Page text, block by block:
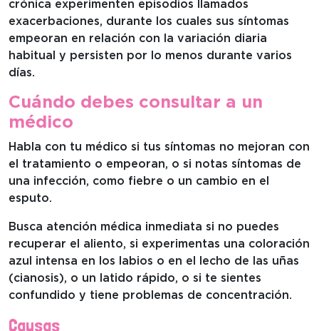
crónica experimenten episodios llamados
exacerbaciones, durante los cuales sus síntomas
empeoran en relación con la variación diaria
habitual y persisten por lo menos durante varios
días.
Cuándo debes consultar a un
médico
Habla con tu médico si tus síntomas no mejoran con
el tratamiento o empeoran, o si notas síntomas de
una infección, como fiebre o un cambio en el
esputo.
Busca atención médica inmediata si no puedes
recuperar el aliento, si experimentas una coloración
azul intensa en los labios o en el lecho de las uñas
(cianosis), o un latido rápido, o si te sientes
confundido y tiene problemas de concentración.
Causas